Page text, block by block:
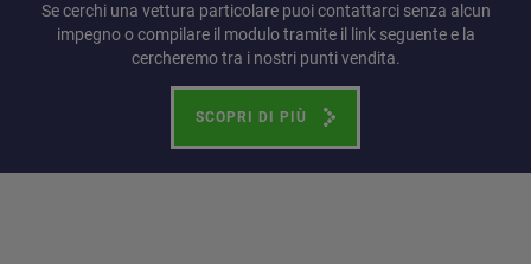
Se cerchi una vettura particolare puoi contattarci senza alcun
impegno o compilare il modulo tramite il link seguente e la
cercheremo tra i nostri punti vendita.
SCOPRI DI PIÙ